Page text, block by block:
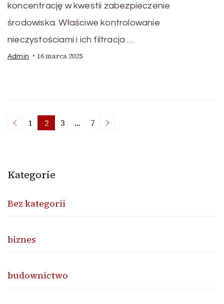
koncentrację w kwestii zabezpieczenie
środowiska. Właściwe kontrolowanie
nieczystościami i ich filtracja …
Admin 16 marca 2025
Nawigacja
Page
1 Page
2 Page
3 … Page
7
Kategorie
Bez kategorii
biznes
budownictwo